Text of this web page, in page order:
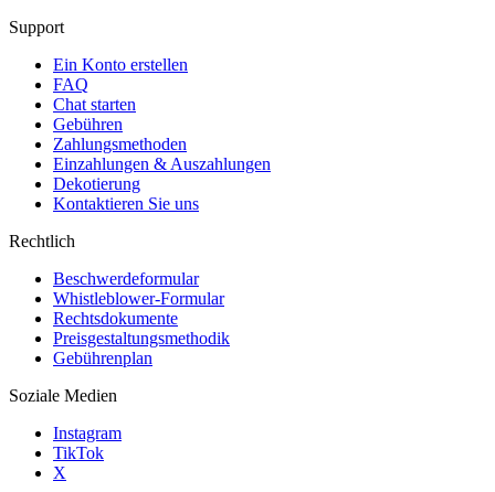
Support
Ein Konto erstellen
FAQ
Chat starten
Gebühren
Zahlungsmethoden
Einzahlungen & Auszahlungen
Dekotierung
Kontaktieren Sie uns
Rechtlich
Beschwerdeformular
Whistleblower-Formular
Rechtsdokumente
Preisgestaltungsmethodik
Gebührenplan
Soziale Medien
Instagram
TikTok
X